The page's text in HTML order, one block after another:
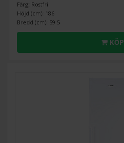
Färg: Rostfri
Höjd (cm): 186
Bredd (cm): 59.5
KÖP